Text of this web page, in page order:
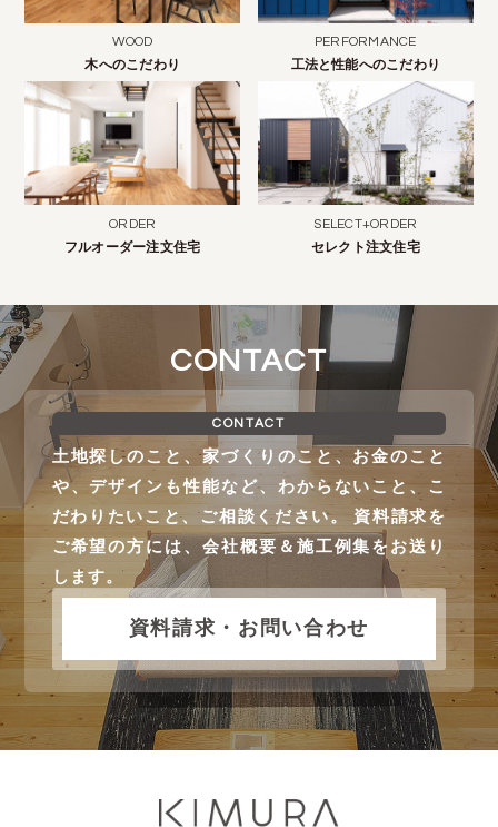
WOOD
木へのこだわり
PERFORMANCE
工法と性能へのこだわり
ORDER
フルオーダー注文住宅
SELECT+ORDER
セレクト注文住宅
CONTACT
CONTACT
土地探しのこと、家づくりのこと、お金のこと
や、デザインも性能など、わからないこと、こ
だわりたいこと、ご相談ください。 資料請求を
ご希望の方には、会社概要＆施工例集をお送り
します。
資料請求・お問い合わせ